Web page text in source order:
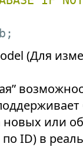
(Для
новых или
ID) в